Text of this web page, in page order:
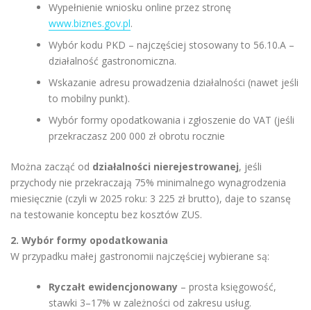
Wypełnienie wniosku online przez stronę
www.biznes.gov.pl.
Wybór kodu PKD – najczęściej stosowany to 56.10.A –
działalność gastronomiczna.
Wskazanie adresu prowadzenia działalności (nawet jeśli
to mobilny punkt).
Wybór formy opodatkowania i zgłoszenie do VAT (jeśli
przekraczasz 200 000 zł obrotu rocznie
Można zacząć od działalności nierejestrowanej, jeśli
przychody nie przekraczają 75% minimalnego wynagrodzenia
miesięcznie (czyli w 2025 roku: 3 225 zł brutto), daje to szansę
na testowanie konceptu bez kosztów ZUS.
2. Wybór formy opodatkowania
W przypadku małej gastronomii najczęściej wybierane są:
Ryczałt ewidencjonowany – prosta księgowość,
stawki 3–17% w zależności od zakresu usług.